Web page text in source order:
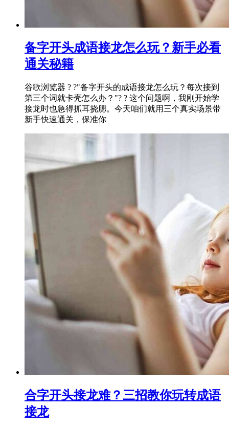
备字开头成语接龙怎么玩？新手必看
通关秘籍
谷歌浏览器 ? ?"备字开头的成语接龙怎么玩？每次接到
第三个词就卡壳怎么办？"? ? 这个问题啊，我刚开始学
接龙时也急得抓耳挠腮。今天咱们就用三个真实场景带
新手快速通关，保准你
合字开头接龙难？三招教你玩转成语
接龙